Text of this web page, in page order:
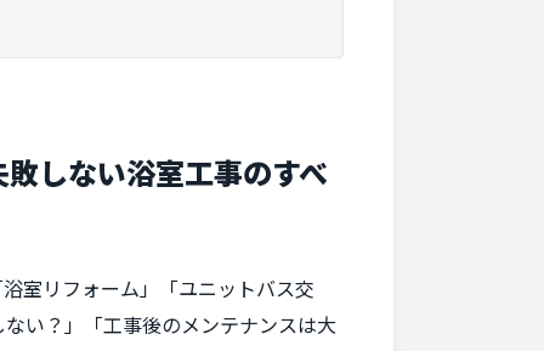
しない浴室工事のすべ
室リフォーム」「ユニットバス交
い？」「工事後のメンテナンスは大